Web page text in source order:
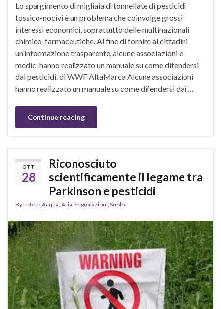
Lo spargimento di migliaia di tonnellate di pesticidi
tossico-nocivi è un problema che coinvolge grossi
interessi economici, soprattutto delle multinazionali
chimico-farmaceutiche. Al fine di fornire ai cittadini
un’informazione trasparente, alcune associazioni e
medici hanno realizzato un manuale su come difendersi
dai pesticidi. di WWF AltaMarca Alcune associazioni
hanno realizzato un manuale su come difendersi dai …
Continue reading
OTT
28
Riconosciuto
scientificamente il legame tra
Parkinson e pesticidi
ByLutein Acqua Aria Segnalazioni Suolo